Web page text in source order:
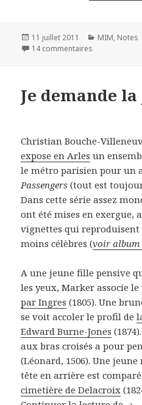
Publié
le
11 juillet 2011 Catégories
MIM, Notes
14 commentaires
Je demande la
Christian Bouche-
expose en Arles un
le métro parisien pour un
Passengers (tout est
Dans cette série assez
ont été mises en exergue,
vignettes qui reproduisent
moins célèbres (voir album
A une jeune fille pensive
les yeux, Marker associe
par Ingres (1805). Une
se voit accoler le profil de
Edward Burne-Jones
aux bras croisés a pour
(Léonard, 1506). Une
tête en arrière est
cimetière de Delacroix